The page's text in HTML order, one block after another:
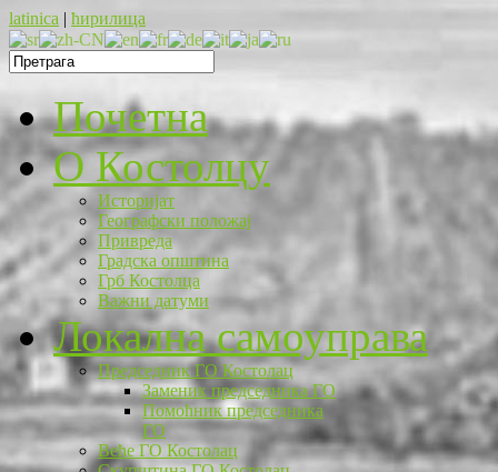
latinica | ћирилица
Почетна
O Костолцу
Историјат
Географски положај
Привреда
Градска општина
Грб Костолца
Важни датуми
Локална самоуправа
Председник ГО Костолац
Заменик председника ГО
Помоћник председника
ГО
Веће ГО Костолац